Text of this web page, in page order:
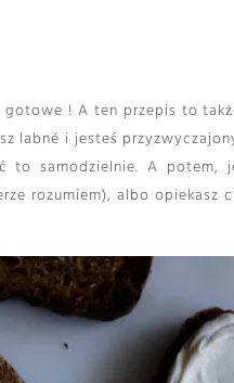
gotowe ! A ten przepis to
labné i jesteś
samodzielnie. A potem,
rozumiem), albo opiekasz